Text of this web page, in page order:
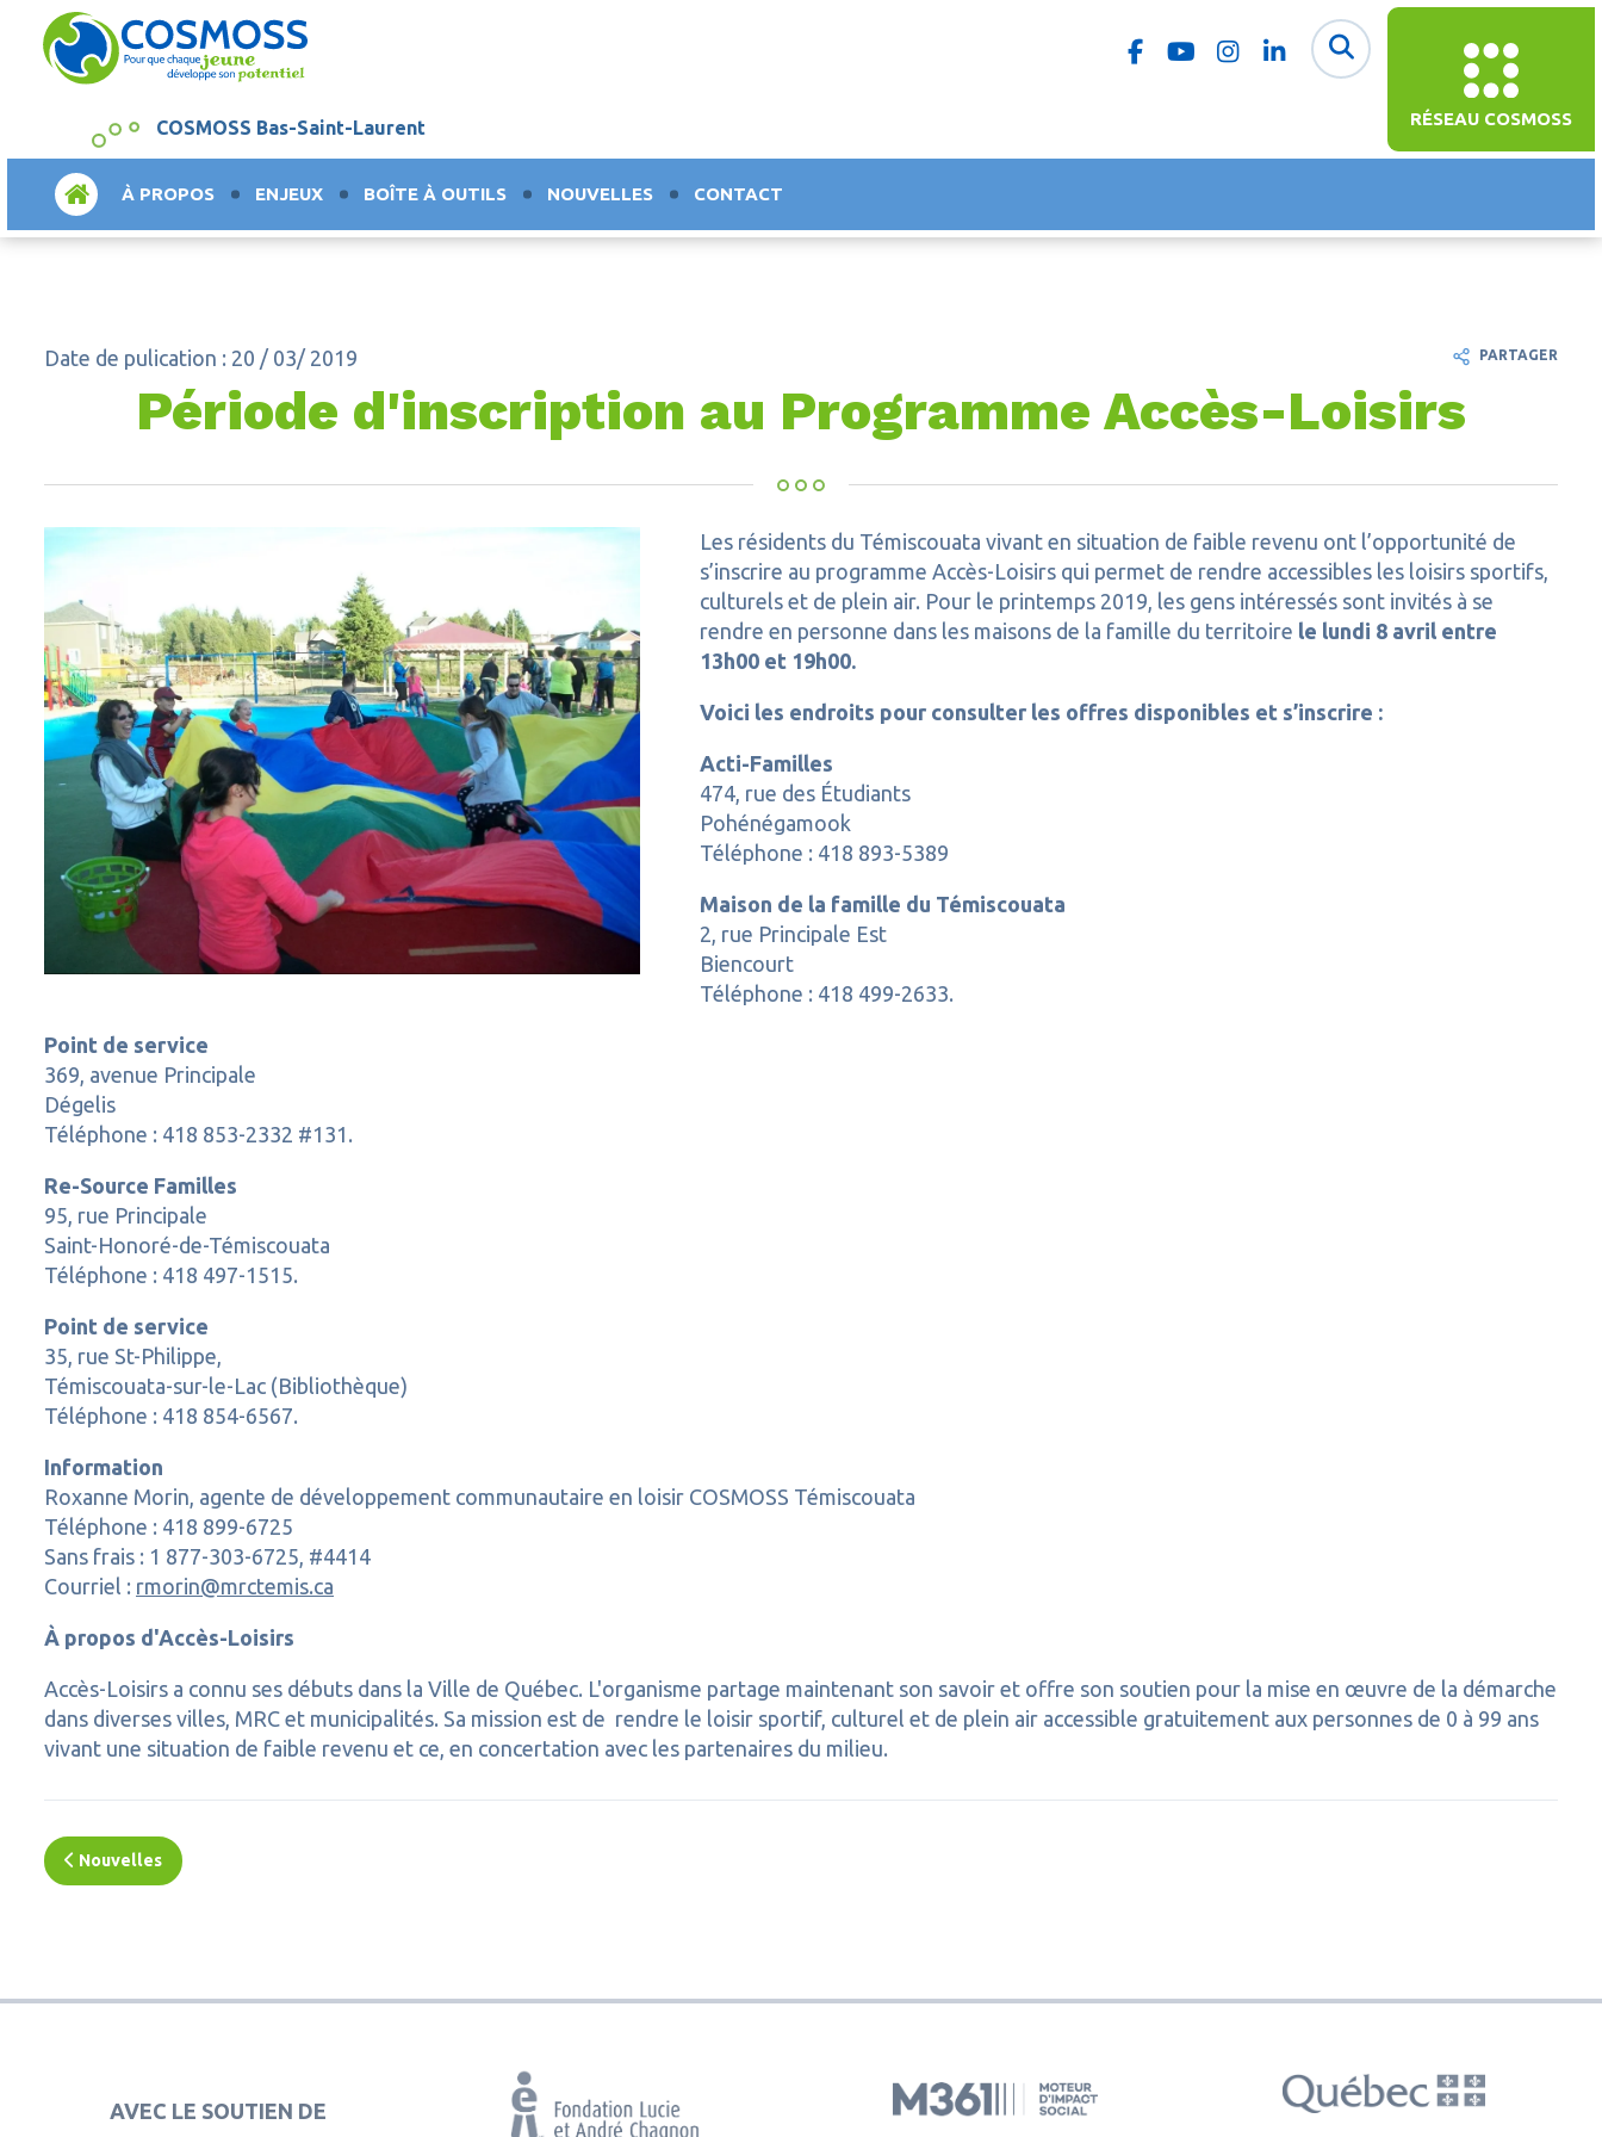
RÉSEAU COSMOSS
COSMOSS Bas-Saint-Laurent
ACCUEILÀ PROPOS ENJEUX BOÎTE À OUTILS NOUVELLES CONTACT
Date de pulication : 20 / 03/ 2019
Période d'inscription au Programme Accès-Loisirs
Les résidents du Témiscouata vivant en situation de faible revenu ont l’opportunité de
s’inscrire au programme Accès-Loisirs qui permet de rendre accessibles les loisirs sportifs,
culturels et de plein air. Pour le printemps 2019, les gens intéressés sont invités à se
rendre en personne dans les maisons de la famille du territoire le lundi 8 avril entre
13h00 et 19h00.
Voici les endroits pour consulter les offres disponibles et s’inscrire :
Acti-Familles
474, rue des Étudiants
Pohénégamook
Téléphone : 418 893-5389
Maison de la famille du Témiscouata
2, rue Principale Est
Biencourt
Téléphone : 418 499-2633.
Point de service
369, avenue Principale
Dégelis
Téléphone : 418 853-2332 #131.
Re-Source Familles
95, rue Principale
Saint-Honoré-de-Témiscouata
Téléphone : 418 497-1515.
Point de service
35, rue St-Philippe,
Témiscouata-sur-le-Lac (Bibliothèque)
Téléphone : 418 854-6567.
Information
Roxanne Morin, agente de développement communautaire en loisir COSMOSS Témiscouata
Téléphone : 418 899-6725
Sans frais : 1 877-303-6725, #4414
Courriel : rmorin@mrctemis.ca
À propos d'Accès-Loisirs
Accès-Loisirs a connu ses débuts dans la Ville de Québec. L'organisme partage maintenant son savoir et offre son soutien pour la mise en œuvre de la démarche
dans diverses villes, MRC et municipalités. Sa mission est de rendre le loisir sportif, culturel et de plein air accessible gratuitement aux personnes de 0 à 99 ans
vivant une situation de faible revenu et ce, en concertation avec les partenaires du milieu.
Nouvelles
PARTAGER
AVEC LE SOUTIEN DE